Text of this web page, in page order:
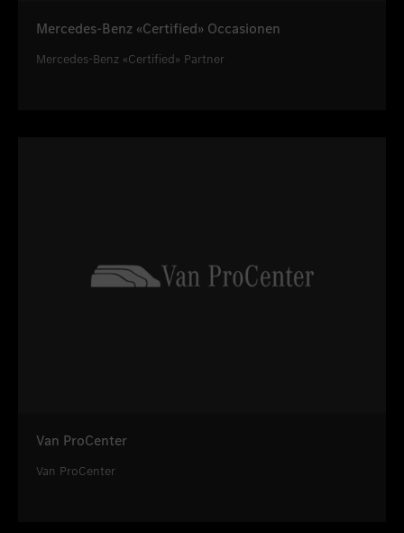
Mercedes-Benz «Certified» Occasionen
Mercedes-Benz «Certified» Partner
Van ProCenter
Van ProCenter